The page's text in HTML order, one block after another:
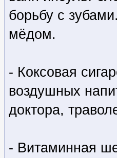
борьбу с
мёдом.
- Коксовая
воздушных
доктора,
- Витаминная